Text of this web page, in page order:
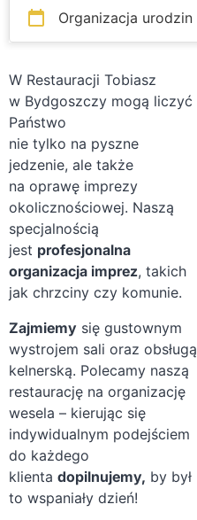
Organizacja urodzin
W Restauracji Tobiasz
w Bydgoszczy mogą liczyć
Państwo
nie tylko na pyszne
jedzenie, ale także
na oprawę imprezy
okolicznościowej. Naszą
specjalnością
jest profesjonalna
organizacja imprez, takich
jak chrzciny czy komunie.
Zajmiemy się gustownym
wystrojem sali oraz obsługą
kelnerską. Polecamy naszą
restaurację na organizację
wesela – kierując się
indywidualnym podejściem
do każdego
klienta dopilnujemy, by był
to wspaniały dzień!